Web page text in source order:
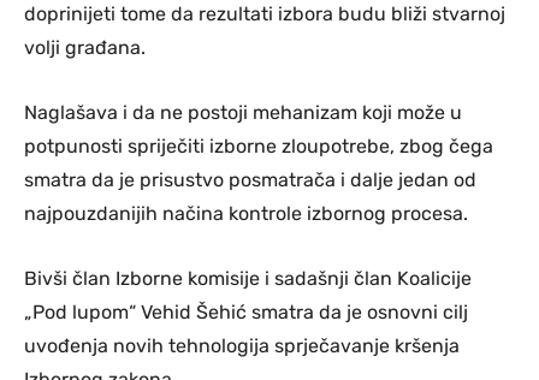
doprinijeti tome da rezultati izbora budu bliži stvarnoj
volji građana.
Naglašava i da ne postoji mehanizam koji može u
potpunosti spriječiti izborne zloupotrebe, zbog čega
smatra da je prisustvo posmatrača i dalje jedan od
najpouzdanijih načina kontrole izbornog procesa.
Bivši član Izborne komisije i sadašnji član Koalicije
„Pod lupom“ Vehid Šehić smatra da je osnovni cilj
uvođenja novih tehnologija sprječavanje kršenja